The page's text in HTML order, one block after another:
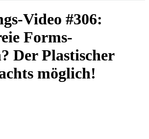
Video #306:
Forms-
Der Plastischer
möglich!